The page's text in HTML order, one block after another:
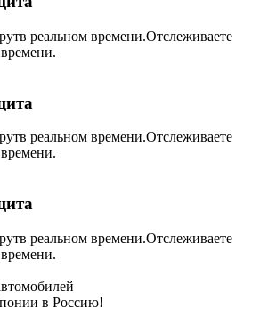
реальном времени.Отслеживаете
реальном времени.Отслеживаете
реальном времени.Отслеживаете
в Россию!